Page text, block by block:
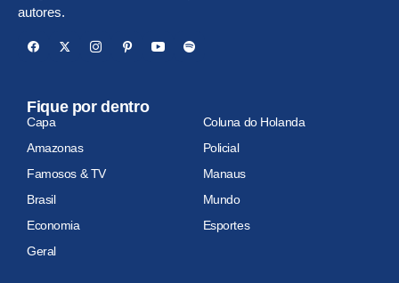
autores.
Fique por dentro
Capa
Coluna do Holanda
Amazonas
Policial
Famosos & TV
Manaus
Brasil
Mundo
Economia
Esportes
Geral